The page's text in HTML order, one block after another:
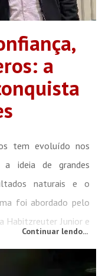
a
tem evoluído nos
ideia de grandes
naturais e o
foi abordado pelo
Habitzreuter Junior e
Continuar lendo...